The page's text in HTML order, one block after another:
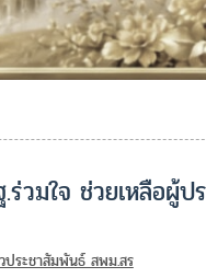
วมใจ ช่วยเหลือผู้ป
ประชาสัมพันธ์ สพม.สร